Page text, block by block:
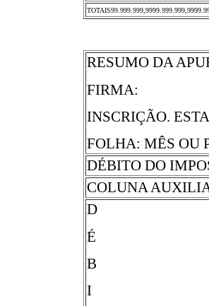
RESUMO DA
FIRMA:
INSCRIÇÃO.
FOLHA: MÊS OU
DÉBITO DO
COLUNA
D
É
B
I